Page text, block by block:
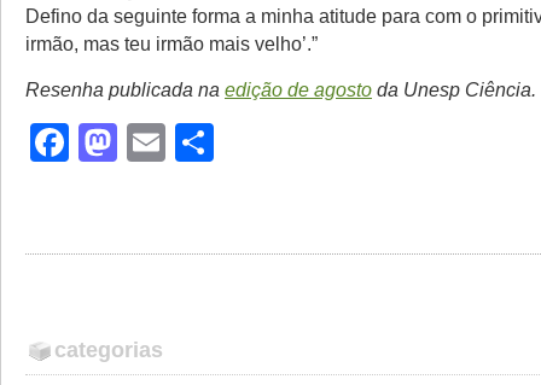
Defino da seguinte forma a minha atitude para com o
irmão, mas teu irmão mais velho’.”
Resenha publicada na edição de agosto da Unesp Ciência.
Facebook
Mastodon
Email
categorias